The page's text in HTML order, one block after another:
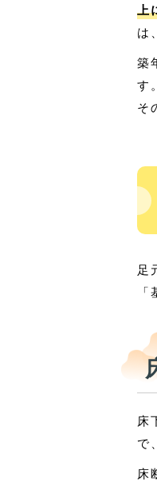
上
は
築
す
そ
足
床
で
床